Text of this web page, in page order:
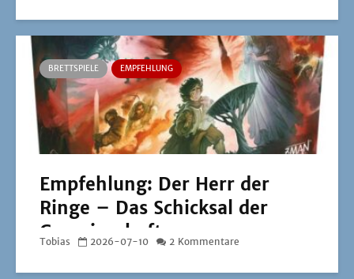
BRETTSPIELE EMPFEHLUNG
Empfehlung: Der Herr der
Ringe – Das Schicksal der
Gemeinschaft
Tobias 2026-07-10 2 Kommentare